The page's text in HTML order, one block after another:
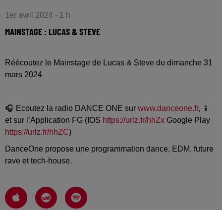
1er avril 2024 - 1 h
MAINSTAGE : LUCAS & STEVE
Réécoutez le Mainstage de Lucas & Steve du dimanche 31
mars 2024
🎧 Ecoutez la radio DANCE ONE sur www.danceone.fr, 📱
et sur l’Application FG (IOS https://urlz.fr/hhZx Google Play
https://urlz.fr/hhZC)
DanceOne propose une programmation dance, EDM, future
rave et tech-house.